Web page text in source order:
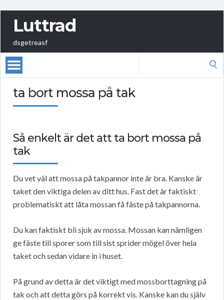
Luttrad
dsgetreasf
ta bort mossa på tak
Så enkelt är det att ta bort mossa på
tak
Du vet väl att mossa på takpannor inte är bra. Kanske är
taket den viktiga delen av ditt hus. Fast det är faktiskt
problematiskt att låta mossan få fäste på takpannorna.
Du kan faktiskt bli sjuk av mossa. Mossan kan nämligen
ge fäste till sporer som till sist sprider mögel över hela
taket och sedan vidare in i huset.
På grund av detta är det viktigt med mossborttagning på
tak och att detta görs på korrekt vis. Kanske kan du själv